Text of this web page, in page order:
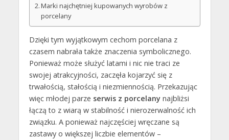
Marki najchętniej kupowanych wyrobów z
porcelany
Dzięki tym wyjątkowym cechom porcelana z
czasem nabrała także znaczenia symbolicznego.
Ponieważ może służyć latami i nic nie traci ze
swojej atrakcyjności, zaczęła kojarzyć się z
trwałością, stałością i niezmiennością. Przekazując
więc młodej parze serwis z porcelanynajbliżsi
łączą to z wiarą w stabilność i nierozerwalność ich
związku. A ponieważ najczęściej wręczane są
zastawy o większej liczbie elementów –